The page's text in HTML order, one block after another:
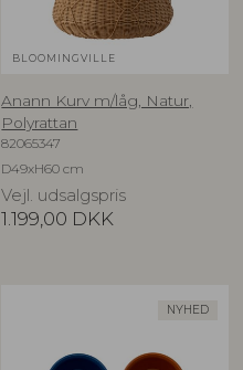
BLOOMINGVILLE
Anann Kurv m/låg, Natur,
Polyrattan
82065347
D49xH60 cm
Vejl. udsalgspris
1.199,00 DKK
NYHED